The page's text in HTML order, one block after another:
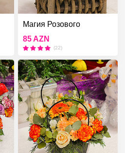
Магия Розового
85 AZN
(22)